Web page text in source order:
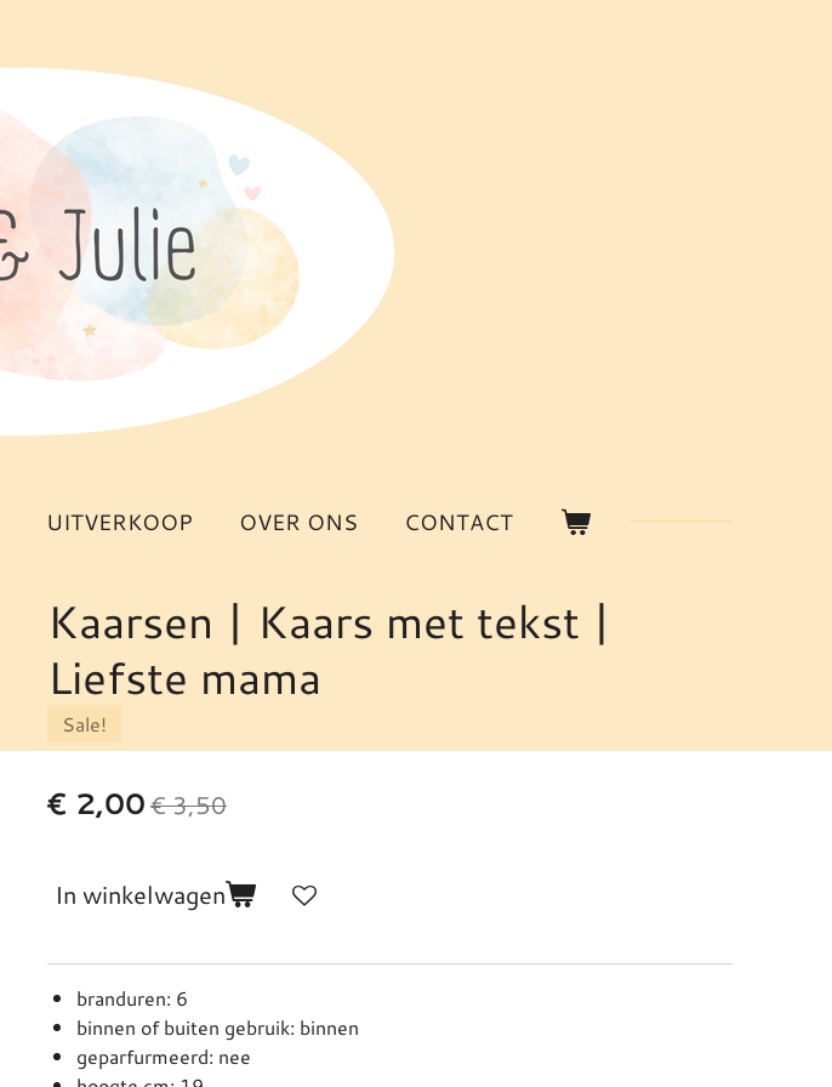
UITVERKOOP OVER ONS CONTACT
Kaarsen | Kaars met tekst |
Liefste mama
Sale!
€ 2,00€ 3,50
In winkelwagen
branduren: 6
binnen of buiten gebruik: binnen
geparfurmeerd: nee